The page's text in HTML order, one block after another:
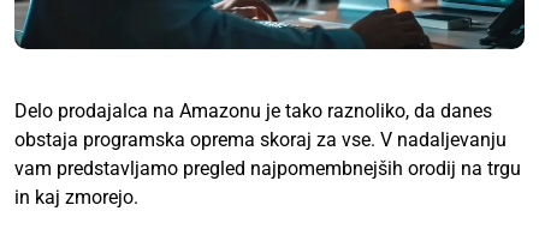
Delo prodajalca na Amazonu je tako raznoliko, da danes
obstaja programska oprema skoraj za vse. V nadaljevanju
vam predstavljamo pregled najpomembnejših orodij na trgu
in kaj zmorejo.